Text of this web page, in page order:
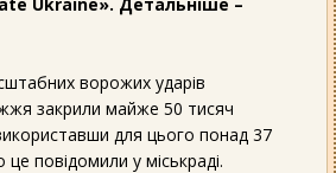
ворожих ударів
закрили майже 50 тисяч
для цього понад 37
повідомили у міськраді.